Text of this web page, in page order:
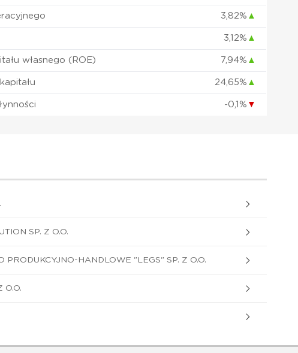
3,82% ▲
3,12% ▲
własnego (ROE) 7,94% ▲
24,65% ▲
-0,1% ▼
SP. Z O.O.
PRODUKCYJNO-HANDLOWE "LEGS" SP. Z O.O.
O.O.